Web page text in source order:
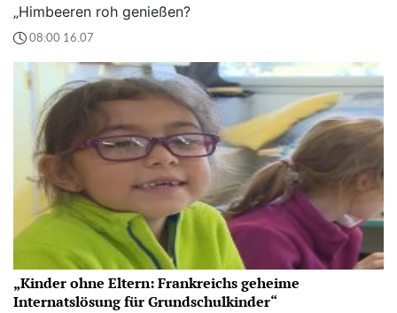
„Himbeeren roh genießen?
08:00 16.07
„Kinder ohne Eltern: Frankreichs geheime
Internatslösung für Grundschulkinder“